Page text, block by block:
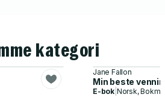
kategori
Jane Fallon
Min beste
E-bok| Norsk,